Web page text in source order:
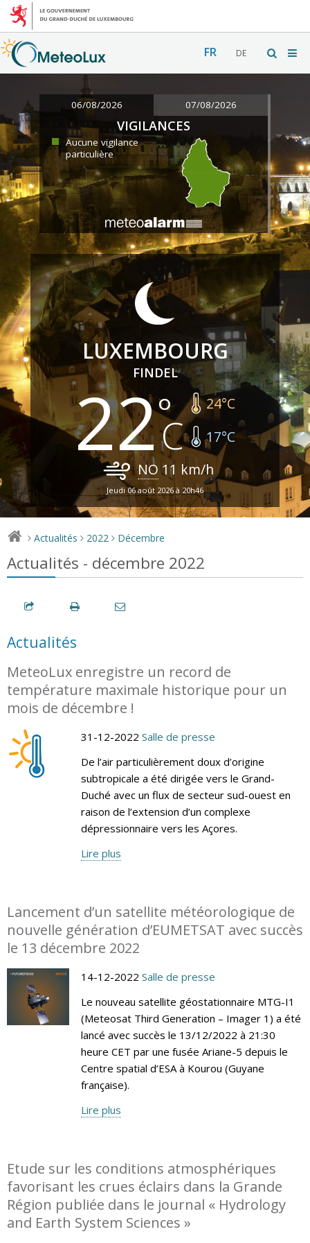
FR DE
06/08/2026 07/08/2026
VIGILANCES
Aucune vigilance
particulière
LUXEMBOURG
FINDEL
22 24°C
17°C
NO 11 km/h
Jeudi 06 août 2026 à 20h46
> Actualités > 2022 > Décembre
Actualités - décembre 2022
Actualités
MeteoLux enregistre un record de
température maximale historique pour un
mois de décembre !
31-12-2022 Salle de presse
De l’air particulièrement doux d’origine
subtropicale a été dirigée vers le Grand-
Duché avec un flux de secteur sud-ouest en
raison de l’extension d’un complexe
dépressionnaire vers les Açores.
Lire plus
Lancement d’un satellite météorologique de
nouvelle génération d’EUMETSAT avec succès
le 13 décembre 2022
14-12-2022 Salle de presse
Le nouveau satellite géostationnaire MTG-I1
(Meteosat Third Generation – Imager 1) a été
lancé avec succès le 13/12/2022 à 21:30
heure CET par une fusée Ariane-5 depuis le
Centre spatial d’ESA à Kourou (Guyane
française).
Lire plus
Etude sur les conditions atmosphériques
favorisant les crues éclairs dans la Grande
Région publiée dans le journal « Hydrology
and Earth System Sciences »